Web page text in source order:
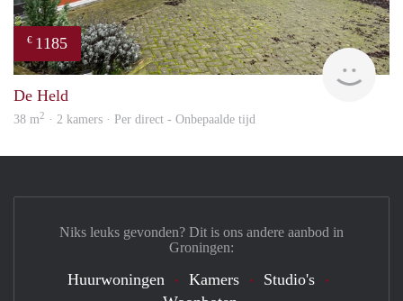
€ 1185
De Held
38 m2 · 2 kamers · Per direct - Onbepaalde tijd
Niks leuks gevonden? Dit is ons andere aanbod in
Groningen:
Huurwoningen Kamers
Studio's